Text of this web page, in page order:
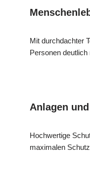
Mit durchdachter
Personen deutlich
Anlagen
Hochwertige
maximalen